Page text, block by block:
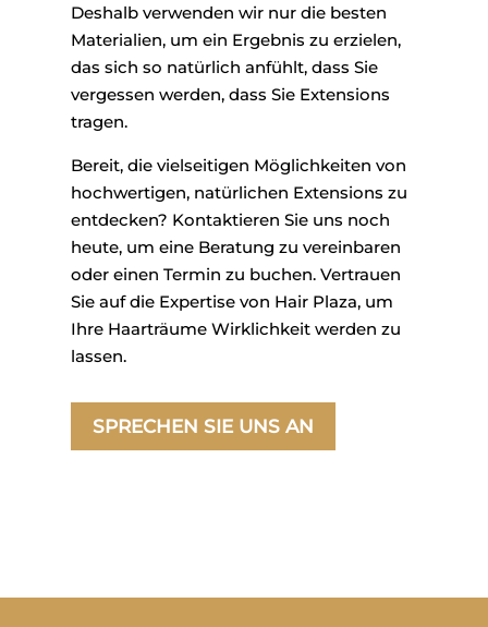
Deshalb verwenden wir nur die besten
Materialien, um ein Ergebnis zu erzielen,
das sich so natürlich anfühlt, dass Sie
vergessen werden, dass Sie Extensions
tragen.
Bereit, die vielseitigen Möglichkeiten von
hochwertigen, natürlichen Extensions zu
entdecken? Kontaktieren Sie uns noch
heute, um eine Beratung zu vereinbaren
oder einen Termin zu buchen. Vertrauen
Sie auf die Expertise von Hair Plaza, um
Ihre Haarträume Wirklichkeit werden zu
lassen.
SPRECHEN SIE UNS AN